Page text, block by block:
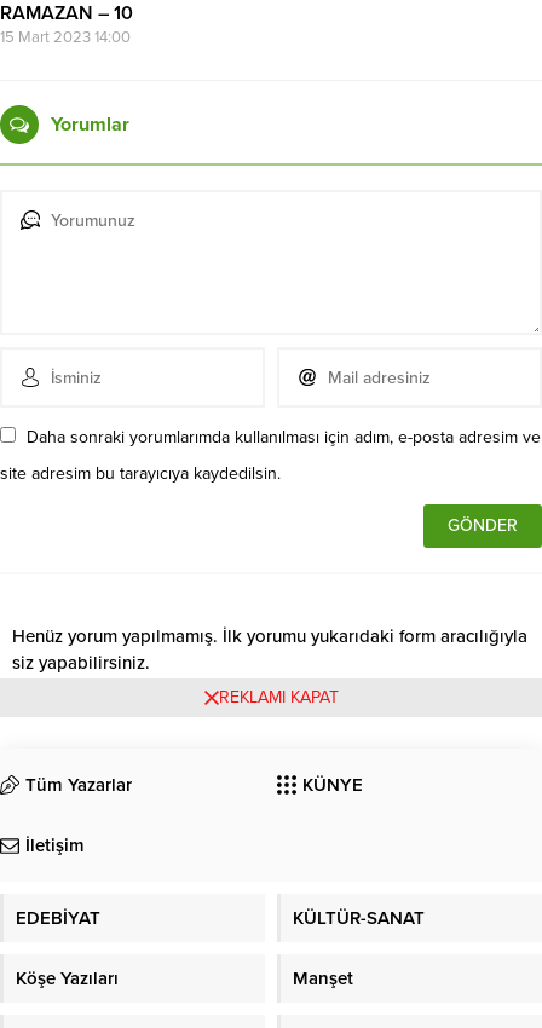
RAMAZAN – 10
15 Mart 2023 14:00
Yorumlar
Daha sonraki yorumlarımda kullanılması için adım, e-posta adresim ve
site adresim bu tarayıcıya kaydedilsin.
Henüz yorum yapılmamış. İlk yorumu yukarıdaki form aracılığıyla
siz yapabilirsiniz.
Tüm Yazarlar KÜNYE
İletişim
EDEBİYAT KÜLTÜR-SANAT
Köşe Yazıları Manşet
REKLAMI KAPAT